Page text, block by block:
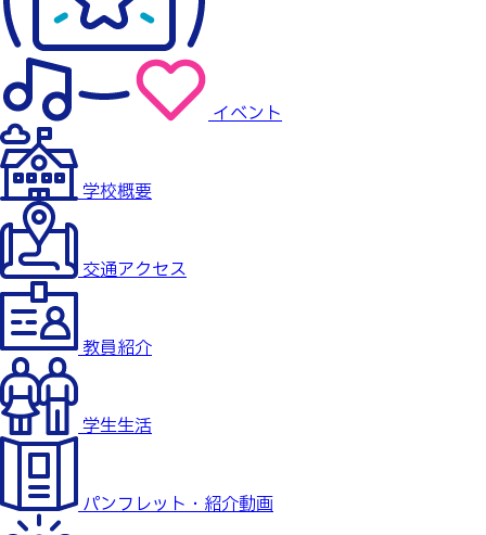
イベント
学校概要
交通アクセス
教員紹介
学生生活
パンフレット・紹介動画